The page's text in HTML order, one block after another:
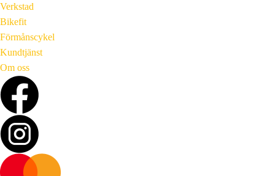
Verkstad
Bikefit
Förmånscykel
Kundtjänst
Om oss